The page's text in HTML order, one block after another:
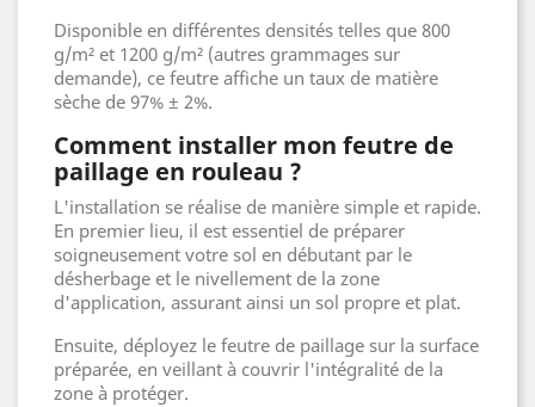
Disponible en différentes densités telles que 800
g/m² et 1200 g/m² (autres grammages sur
demande), ce feutre affiche un taux de matière
sèche de 97% ± 2%.
Comment installer mon feutre de
paillage en rouleau ?
L'installation se réalise de manière simple et rapide.
En premier lieu, il est essentiel de préparer
soigneusement votre sol en débutant par le
désherbage et le nivellement de la zone
d'application, assurant ainsi un sol propre et plat.
Ensuite, déployez le feutre de paillage sur la surface
préparée, en veillant à couvrir l'intégralité de la
zone à protéger.